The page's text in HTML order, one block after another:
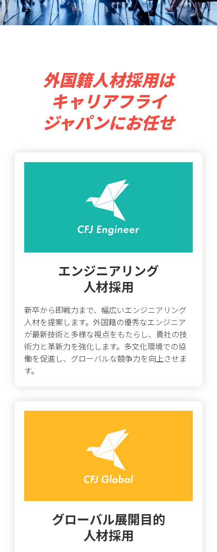
外国籍人材採用は
キャリアフライ
ジャパンにお任せ
エンジニアリング
人材採用
新卒から即戦力まで、幅広いエンジニアリング
人材を提案します。外国籍の優秀なエンジニア
が最新技術と多様な視点をもたらし、貴社の技
術力と革新力を強化します。多文化環境での協
働を促進し、グローバルな競争力を向上させま
す。
グローバル展開目的
人材採用